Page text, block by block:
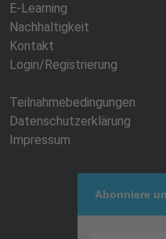
E-Learning
Nachhaltigkeit
Kontakt
Login/Registrierung
Teilnahmebedingungen
Datenschutzerklärung
Impressum
Abonniere